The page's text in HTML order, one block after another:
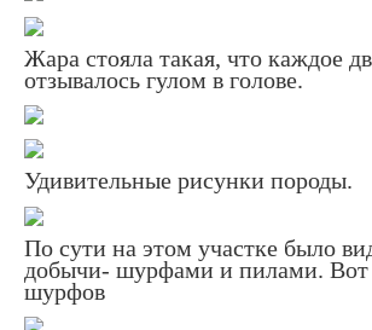
Жара стояла такая, что каждое
отзывалось гулом в голове.
Удивительные рисунки породы.
По сути на этом участке было
добычи- шурфами и пилами. Вот
шурфов